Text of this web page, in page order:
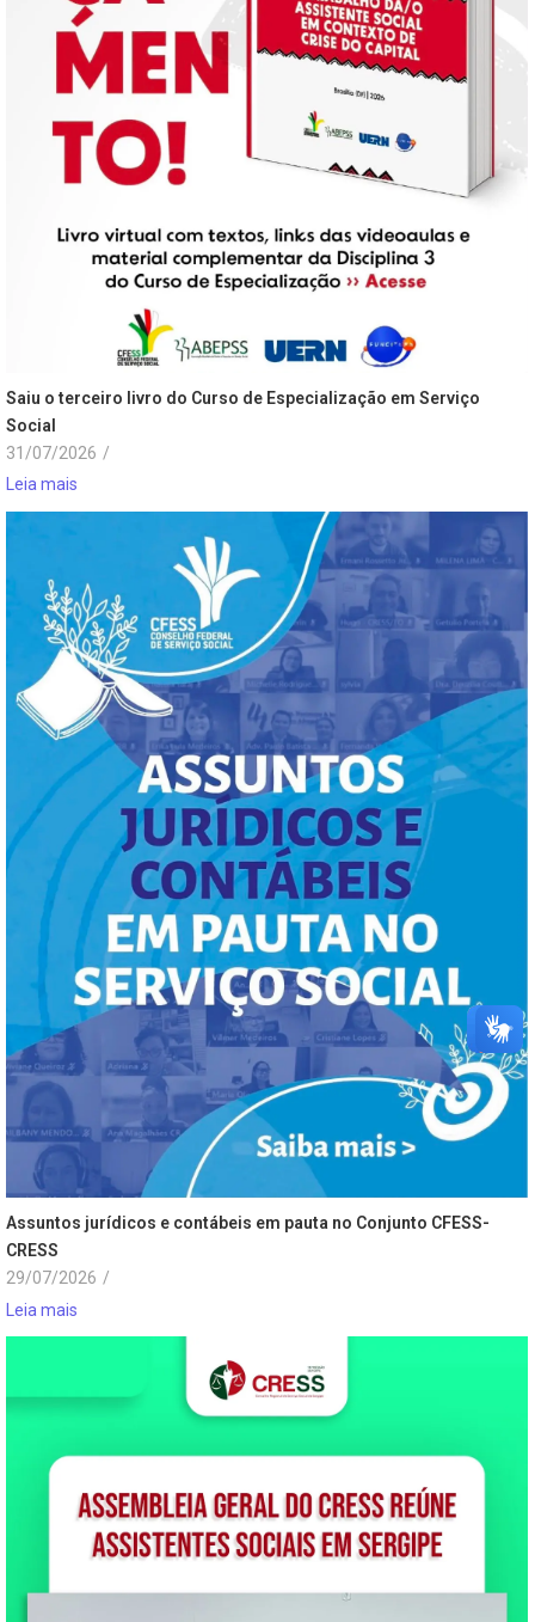
Saiu o terceiro livro do Curso de Especialização em Serviço
Social
31/07/2026 /
Leia mais
Assuntos jurídicos e contábeis em pauta no Conjunto CFESS-
CRESS
29/07/2026 /
Leia mais